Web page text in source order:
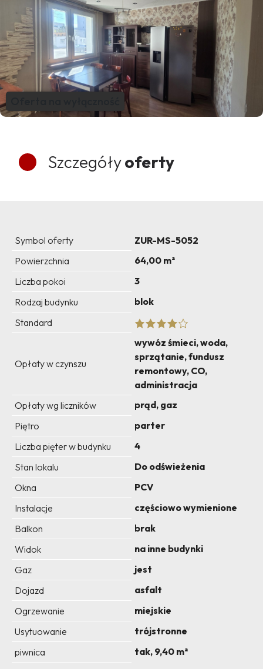
Szczegółyoferty
Symbol oferty
ZUR-MS-5052
Powierzchnia
64,00 m²
Liczba pokoi
3
Rodzaj budynku
blok
Standard
Opłaty w czynszu
wywóz śmieci, woda,
sprzątanie, fundusz
remontowy, CO,
administracja
Opłaty wg liczników
prąd, gaz
Piętro
parter
Liczba pięter w budynku
4
Stan lokalu
Do odświeżenia
Okna
PCV
Instalacje
częściowo wymienione
Balkon
brak
Widok
na inne budynki
Gaz
jest
Dojazd
asfalt
Ogrzewanie
miejskie
Usytuowanie
trójstronne
piwnica
tak, 9,40 m²